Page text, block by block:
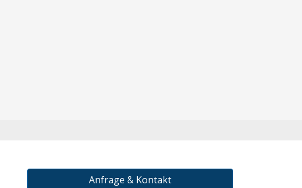
Anfrage & Kontakt